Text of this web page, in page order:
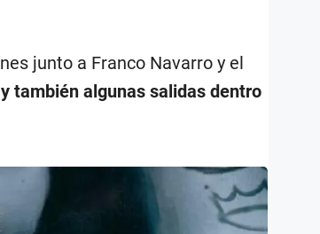
junto a Franco Navarro y el
también algunas salidas dentro